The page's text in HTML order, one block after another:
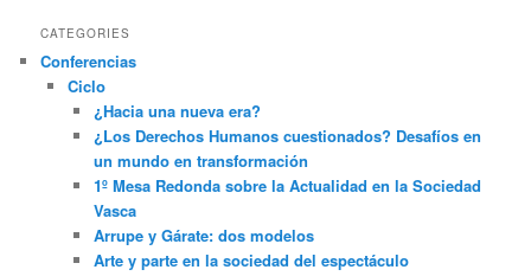
CATEGORIES
Conferencias
Ciclo
¿Hacia una nueva era?
¿Los Derechos Humanos cuestionados? Desafíos en
un mundo en transformación
1º Mesa Redonda sobre la Actualidad en la Sociedad
Vasca
Arrupe y Gárate: dos modelos
Arte y parte en la sociedad del espectáculo